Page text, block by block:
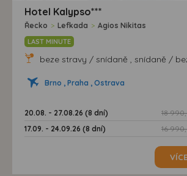
Hotel Kalypso***
Řecko > Lefkada > Agios Nikitas
LAST MINUTE
beze stravy / snídaně , snídaně /
Brno , Praha , Ostrava
20.08. - 27.08.26 (8 dní) 18
17.09. - 24.09.26 (8 dní)
16